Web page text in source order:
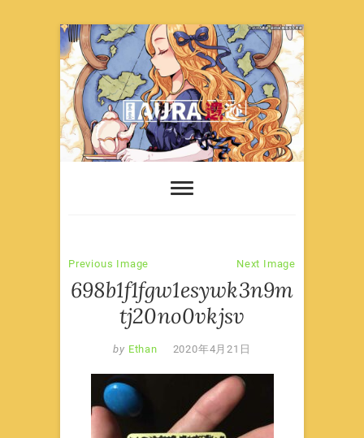
Skip
to
content
Previous Image Next Image
698b1f1fgw1esywk3n9m
tj20no0vkjsv
by Ethan 2020年4月21日